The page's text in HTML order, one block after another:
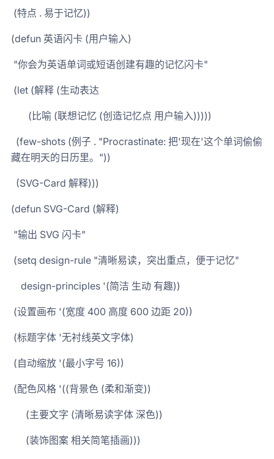
(特点 . 易于记忆))
(defun 英语闪卡 (用户输入)
"你会为英语单词或短语创建有趣的记忆闪卡"
(let (解释 (生动表达
(比喻 (联想记忆 (创造记忆点 用户输入)))))
(few-shots (例子 . "Procrastinate: 把'现在'这个单词偷偷
藏在明天的日历里。"))
(SVG-Card 解释)))
(defun SVG-Card (解释)
"输出 SVG 闪卡"
(setq design-rule "清晰易读，突出重点，便于记忆"
design-principles '(简洁 生动 有趣))
(设置画布 '(宽度 400 高度 600 边距 20))
(标题字体 '无衬线英文字体)
(自动缩放 '(最小字号 16))
(配色风格 '((背景色 (柔和渐变))
(主要文字 (清晰易读字体 深色))
(装饰图案 相关简笔插画)))